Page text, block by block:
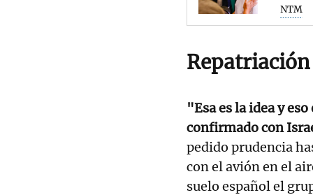
NTM
Repatriación
"Esa es la idea y
confirmado con
pedido prudencia
con el avión en el
suelo español el